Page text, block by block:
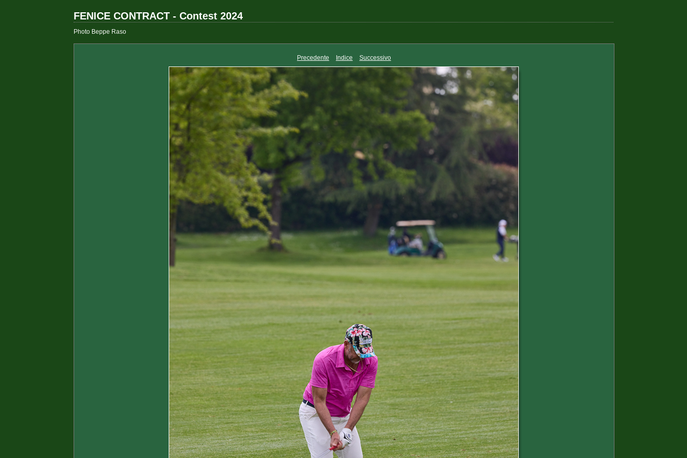
FENICE CONTRACT - Contest 2024
Photo Beppe Raso
Precedente Indice Successivo